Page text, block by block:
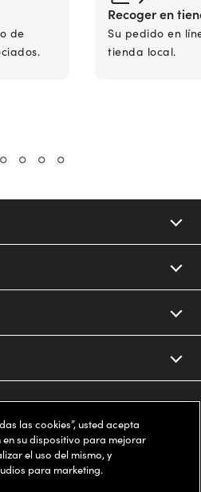
de
Recoger en
Su pedido en
tienda local.
las cookies”, usted acepta
su dispositivo para mejorar
el uso del mismo, y
para marketing.